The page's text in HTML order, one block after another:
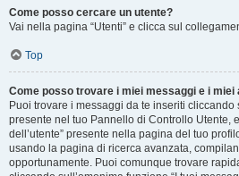
Come posso cercare un utente?
Vai nella pagina “Utenti” e clicca sul
Top
Come posso trovare i miei messaggi e i miei
Puoi trovare i messaggi da te inseriti cliccando
presente nel tuo Pannello di Controllo Utente,
dell’utente” presente nella pagina del tuo
usando la pagina di ricerca avanzata,
opportunamente. Puoi comunque trovare